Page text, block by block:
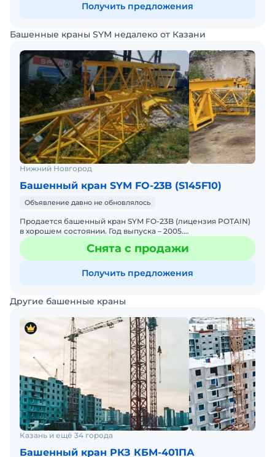
Получить предложения
Башенные краны SYM недалеко от Казани
Нижний Новгород
Башенный кран SYM FO-23B (S145F10)
Объявление давно не обновлялось
Продается башенный кран SYM FO-23B (лицензия POTAIN)
в хорошем состоянии. Год выпуска – 2005.
Грузоподъемность – 10 т. Высота – 44,8 м. Максимальный
вылет стрел
Снята с продажи
Получить предложения
Другие башенные краны
Казань и ещё 34 города
Башенный кран РКЗ КБМ-401ПА